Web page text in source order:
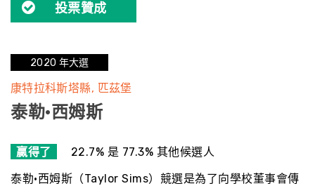
投票贊成
2020 年大選
康特拉科斯塔縣 匹茲堡
泰勒·西姆斯
贏得了 22.7% 是 77.3% 其他候選人
泰勒·西姆斯（Taylor Sims）競選是為了向學校董事會傳